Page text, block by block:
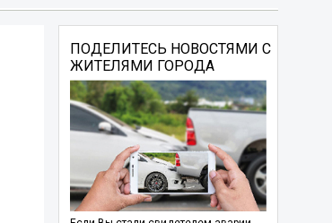
ПОДЕЛИТЕСЬ НОВОСТЯМИ С
ЖИТЕЛЯМИ ГОРОДА